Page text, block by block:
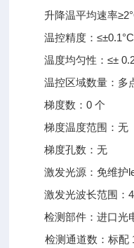
升降温平均速率
温控精度：≤±0.1°C
温度均匀性：≤±
温控区域数量：多
梯度数：0 个
梯度温度范围：无
梯度孔数：无
激发光源：免维护
激发光波长范围：
检测部件：进口光
检测通道数：标配 1